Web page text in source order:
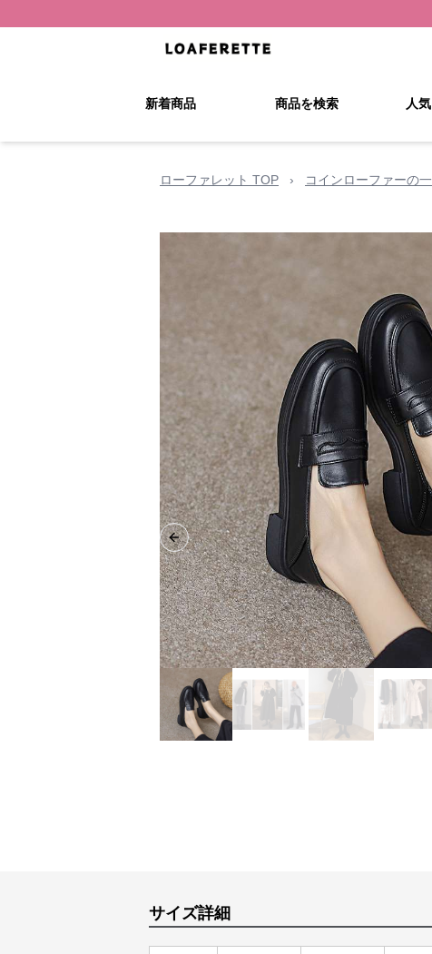
新着商品 商品を検索 人
ローファレット TOP › コインローファーの
Previous slide
サイズ詳細